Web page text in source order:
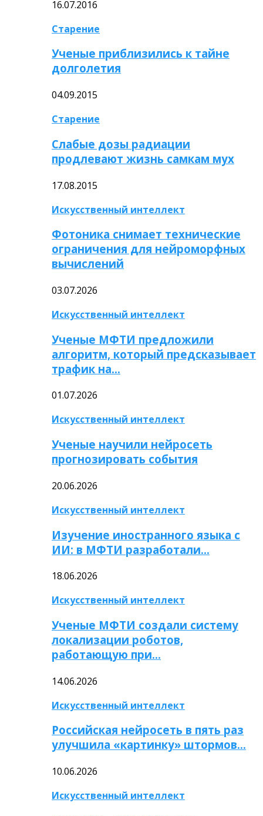
16.07.2016
Старение
Ученые приблизились к тайне
долголетия
04.09.2015
Старение
Слабые дозы радиации
продлевают жизнь самкам мух
17.08.2015
Искусственный интеллект
Фотоника снимает технические
ограничения для нейроморфных
вычислений
03.07.2026
Искусственный интеллект
Ученые МФТИ предложили
алгоритм, который предсказывает
трафик на…
01.07.2026
Искусственный интеллект
Ученые научили нейросеть
прогнозировать события
20.06.2026
Искусственный интеллект
Изучение иностранного языка с
ИИ: в МФТИ разработали…
18.06.2026
Искусственный интеллект
Ученые МФТИ создали систему
локализации роботов,
работающую при…
14.06.2026
Искусственный интеллект
Российская нейросеть в пять раз
улучшила «картинку» штормов…
10.06.2026
Искусственный интеллект